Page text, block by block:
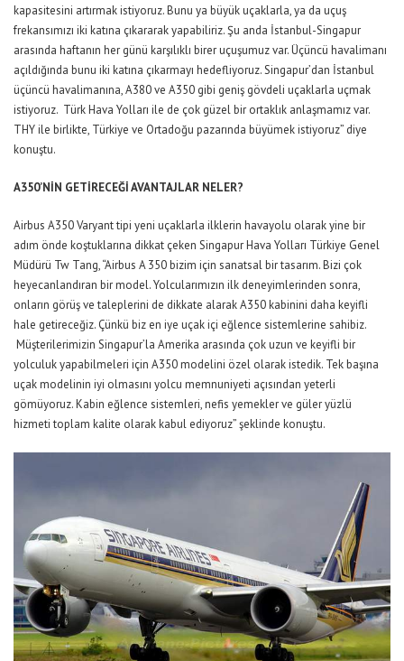
kapasitesini artırmak istiyoruz. Bunu ya büyük uçaklarla, ya da uçuş
frekansımızı iki katına çıkararak yapabiliriz. Şu anda İstanbul-Singapur
arasında haftanın her günü karşılıklı birer uçuşumuz var. Üçüncü havalimanı
açıldığında bunu iki katına çıkarmayı hedefliyoruz. Singapur’dan İstanbul
üçüncü havalimanına, A380 ve A350 gibi geniş gövdeli uçaklarla uçmak
istiyoruz. Türk Hava Yolları ile de çok güzel bir ortaklık anlaşmamız var.
THY ile birlikte, Türkiye ve Ortadoğu pazarında büyümek istiyoruz” diye
konuştu.
A350’NİN GETİRECEĞİ AVANTAJLAR NELER?
Airbus A350 Varyant tipi yeni uçaklarla ilklerin havayolu olarak yine bir
adım önde koştuklarına dikkat çeken Singapur Hava Yolları Türkiye Genel
Müdürü Tw Tang, “Airbus A 350 bizim için sanatsal bir tasarım. Bizi çok
heyecanlandıran bir model. Yolcularımızın ilk deneyimlerinden sonra,
onların görüş ve taleplerini de dikkate alarak A350 kabinini daha keyifli
hale getireceğiz. Çünkü biz en iye uçak içi eğlence sistemlerine sahibiz.
Müşterilerimizin Singapur’la Amerika arasında çok uzun ve keyifli bir
yolculuk yapabilmeleri için A350 modelini özel olarak istedik. Tek başına
uçak modelinin iyi olmasını yolcu memnuniyeti açısından yeterli
gömüyoruz. Kabin eğlence sistemleri, nefis yemekler ve güler yüzlü
hizmeti toplam kalite olarak kabul ediyoruz” şeklinde konuştu.